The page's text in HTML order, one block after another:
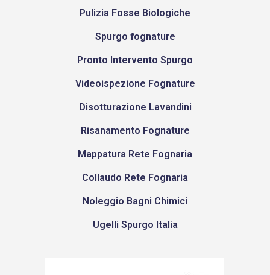
Pulizia Fosse Biologiche
Spurgo fognature
Pronto Intervento Spurgo
Videoispezione Fognature
Disotturazione Lavandini
Risanamento Fognature
Mappatura Rete Fognaria
Collaudo Rete Fognaria
Noleggio Bagni Chimici
Ugelli Spurgo Italia